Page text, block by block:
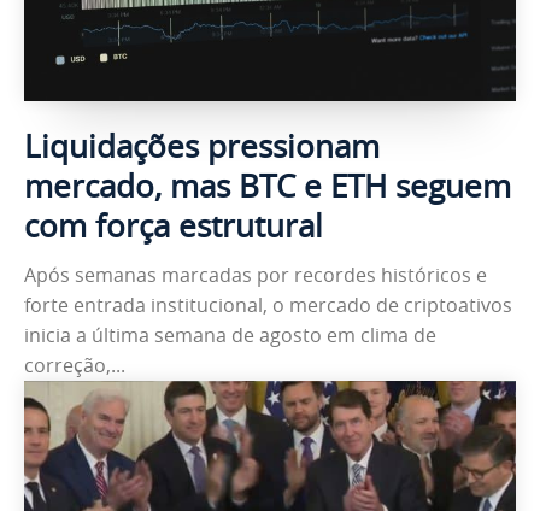
Liquidações pressionam
mercado, mas BTC e ETH seguem
com força estrutural
Após semanas marcadas por recordes históricos e
forte entrada institucional, o mercado de criptoativos
inicia a última semana de agosto em clima de
correção,...